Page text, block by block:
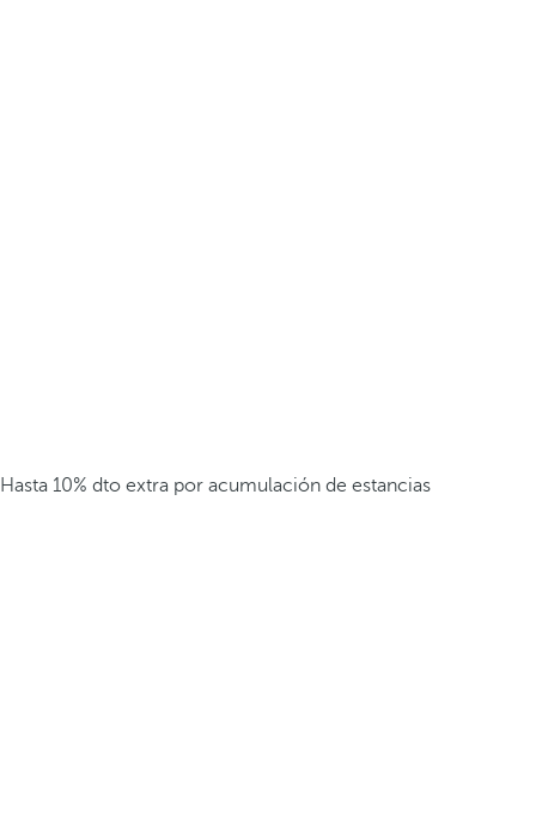
Hasta 10% dto extra por acumulación de estancias